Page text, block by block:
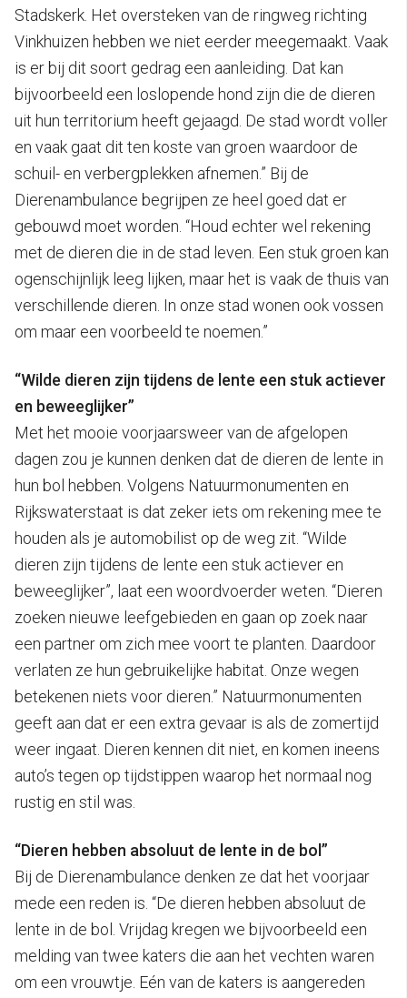
Stadskerk. Het oversteken van de ringweg richting
Vinkhuizen hebben we niet eerder meegemaakt. Vaak
is er bij dit soort gedrag een aanleiding. Dat kan
bijvoorbeeld een loslopende hond zijn die de dieren
uit hun territorium heeft gejaagd. De stad wordt voller
en vaak gaat dit ten koste van groen waardoor de
schuil- en verbergplekken afnemen.” Bij de
Dierenambulance begrijpen ze heel goed dat er
gebouwd moet worden. “Houd echter wel rekening
met de dieren die in de stad leven. Een stuk groen kan
ogenschijnlijk leeg lijken, maar het is vaak de thuis van
verschillende dieren. In onze stad wonen ook vossen
om maar een voorbeeld te noemen.”
“Wilde dieren zijn tijdens de lente een stuk actiever
en beweeglijker”
Met het mooie voorjaarsweer van de afgelopen
dagen zou je kunnen denken dat de dieren de lente in
hun bol hebben. Volgens Natuurmonumenten en
Rijkswaterstaat is dat zeker iets om rekening mee te
houden als je automobilist op de weg zit. “Wilde
dieren zijn tijdens de lente een stuk actiever en
beweeglijker”, laat een woordvoerder weten. “Dieren
zoeken nieuwe leefgebieden en gaan op zoek naar
een partner om zich mee voort te planten. Daardoor
verlaten ze hun gebruikelijke habitat. Onze wegen
betekenen niets voor dieren.” Natuurmonumenten
geeft aan dat er een extra gevaar is als de zomertijd
weer ingaat. Dieren kennen dit niet, en komen ineens
auto’s tegen op tijdstippen waarop het normaal nog
rustig en stil was.
“Dieren hebben absoluut de lente in de bol”
Bij de Dierenambulance denken ze dat het voorjaar
mede een reden is. “De dieren hebben absoluut de
lente in de bol. Vrijdag kregen we bijvoorbeeld een
melding van twee katers die aan het vechten waren
om een vrouwtje. Eén van de katers is aangereden